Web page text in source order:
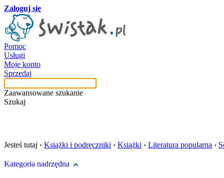
Zaloguj się
Pomoc
Usługi
Moje konto
Sprzedaj
Zaawansowane szukanie
Szukaj
Jesteś tutaj › Książki i podręczniki › Książki › Literatura popularna ›
Kategoria nadrzędna